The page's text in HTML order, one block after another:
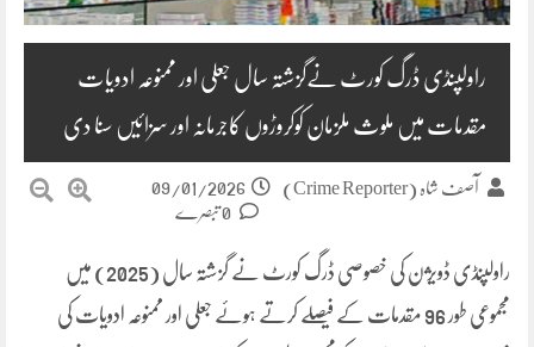
راولپنڈی ڈرگ کورٹ نےگزشتہ سال جعلی اور ممنوعہ ادویات
مقدمات میں ملوث ملزمان کوکروڑوں کاجرمانہ اور سزائیں سنا دی
آصف شاہ (Crime Reporter)
09/01/2026
راولپنڈی ڈویژن کی خصوصی ڈرگ کورٹ نے گزشتہ سال (2025) میں
مجموعی طور 96 مقدمات کے فیصلے کرتے ہوئے جعلی اور ممنوعہ ادویات کی